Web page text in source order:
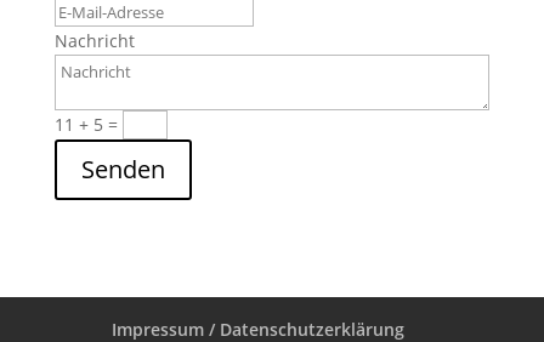
Nachricht
11 + 5 =
Senden
Impressum / Datenschutzerklärung